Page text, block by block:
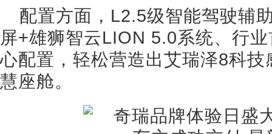
配置方面，L2.5级智能驾驶辅
屏+雄狮智云LION 5.0系统、行
心配置，轻松营造出艾瑞泽8科
慧座舱。